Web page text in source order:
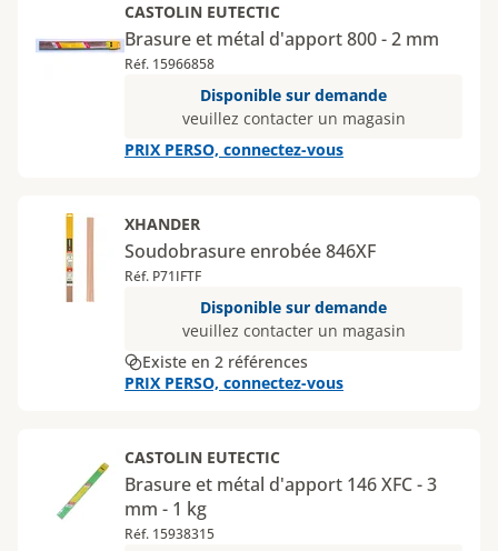
CASTOLIN EUTECTIC
Brasure et métal d'apport 800 - 2 mm
Réf. 15966858
Disponible sur demande
veuillez contacter un magasin
PRIX PERSO, connectez-vous
XHANDER
Soudobrasure enrobée 846XF
Réf. P71IFTF
Disponible sur demande
veuillez contacter un magasin
Existe en 2 références
PRIX PERSO, connectez-vous
CASTOLIN EUTECTIC
Brasure et métal d'apport 146 XFC - 3
mm - 1 kg
Réf. 15938315